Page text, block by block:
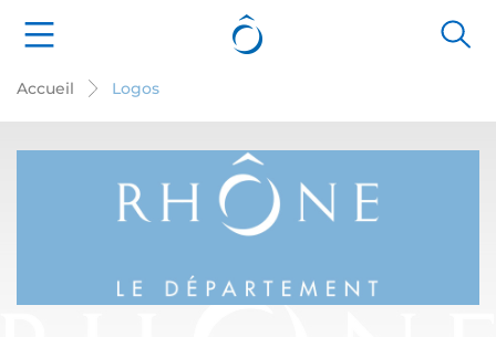
Accueil Logos